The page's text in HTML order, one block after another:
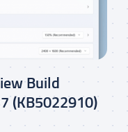
Build
(KB5022910)